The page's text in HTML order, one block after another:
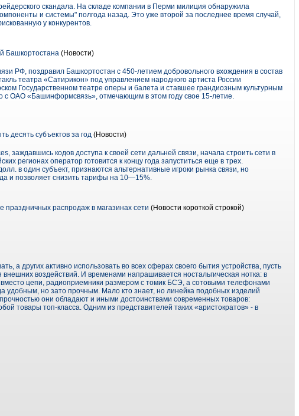
скандала. На складе компании в Перми милиция обнаружила
и системы" полгода назад. Это уже второй за последнее время случай,
у конкурентов.
Башкортостана (Новости)
РФ, поздравил Башкортостан с 450-летием добровольного вхождения в состав
театра «Сатирикон» под управлением народного артиста России
Государственном театре оперы и балета и ставшее грандиозным культурным
с ОАО «Башинформсвязь», отмечающим в этом году свое 15-летие.
десять субъектов за год (Новости)
заждавшись кодов доступа к своей сети дальней связи, начала строить сети в
регионах оператор готовится к концу года запуститься еще в трех.
в один субъект, признаются альтернативные игроки рынка связи, но
и позволяет снизить тарифы на 10—15%.
распродаж в магазинах сети (Новости короткой строкой)
а других активно использовать во всех сферах своего бытия устройства, пусть
воздействий. И временами напрашивается ностальгическая нотка: в
цепи, радиоприемники размером с томик БСЭ, а сотовыми телефонами
удобным, но зато прочным. Мало кто знает, но линейка подобных изделий
они обладают и иными достоинствами современных товаров:
товары топ-класса. Одним из представителей таких «аристократов» - в